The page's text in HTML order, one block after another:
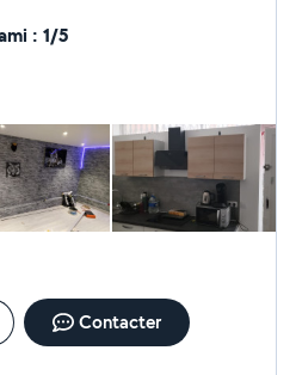
plus plomberie et
mur. Parquet et lino et
et salle de bain .et merci
: 1/5
Contacter